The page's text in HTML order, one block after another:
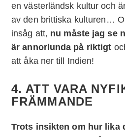
en västerländsk kultur och
av den brittiska kulturen…
insåg att, nu måste jag se
är annorlunda på riktigt
att åka ner till Indien!
4. ATT VARA
FRÄMMANDE
Trots insikten om hur lika